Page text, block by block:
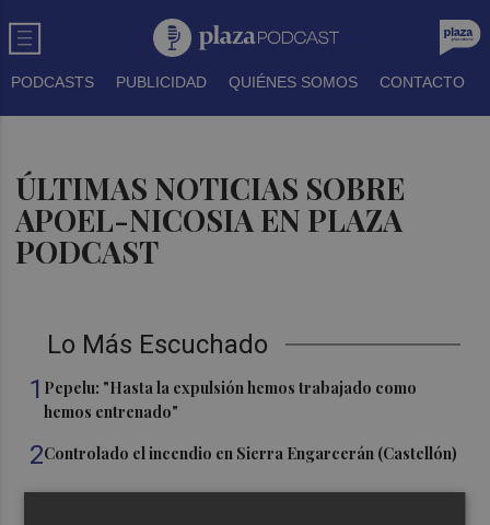
PODCASTS PUBLICIDAD QUIÉNES SOMOS CONTACTO
ÚLTIMAS NOTICIAS SOBRE
APOEL-NICOSIA EN PLAZA
PODCAST
Lo Más Escuchado
1 Pepelu: "Hasta la expulsión hemos trabajado como
hemos entrenado"
2Controlado el incendio en Sierra Engarcerán (Castellón)